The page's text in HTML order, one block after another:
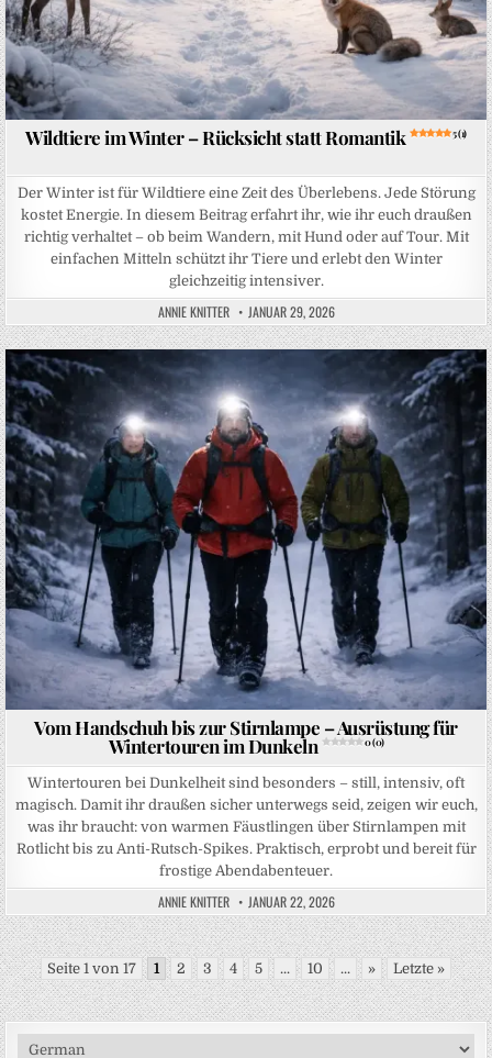
Wildtiere im Winter – Rücksicht statt Romantik 5 (1)
Der Winter ist für Wildtiere eine Zeit des Überlebens. Jede Störung
kostet Energie. In diesem Beitrag erfahrt ihr, wie ihr euch draußen
richtig verhaltet – ob beim Wandern, mit Hund oder auf Tour. Mit
einfachen Mitteln schützt ihr Tiere und erlebt den Winter
gleichzeitig intensiver.
ANNIE KNITTER JANUAR 29, 2026
Posted in
Vom Handschuh bis zur Stirnlampe – Ausrüstung für
Wintertouren im Dunkeln 0 (0)
Wintertouren bei Dunkelheit sind besonders – still, intensiv, oft
magisch. Damit ihr draußen sicher unterwegs seid, zeigen wir euch,
was ihr braucht: von warmen Fäustlingen über Stirnlampen mit
Rotlicht bis zu Anti-Rutsch-Spikes. Praktisch, erprobt und bereit für
frostige Abendabenteuer.
ANNIE KNITTER JANUAR 22, 2026
Seite 1 von 17 1 2 3 4 5 ... 10 ... » Letzte »